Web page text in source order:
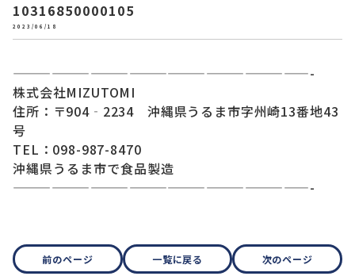
10316850000105
2023/06/18
———————————————————————-
株式会社MIZUTOMI
住所：〒904‐2234 沖縄県うるま市字州崎13番地43
号
TEL：098-987-8470
沖縄県うるま市で食品製造
———————————————————————-
前のページ 一覧に戻る 次のページ